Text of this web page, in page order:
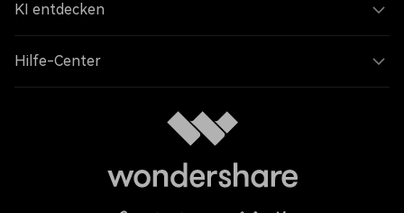
KI entdecken
Hilfe-Center